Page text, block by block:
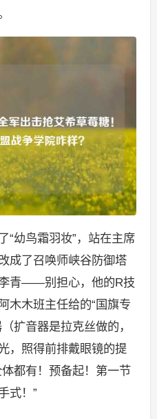
“幼鸟霜羽妆”，站在主席
成了召唤师峡谷防御塔
青——别担心，他的R技
木木班主任给的“国旗专
扩音器是拉克丝做的，
，照得前排戴眼镜的提
都有！预备起！第一节
式！”